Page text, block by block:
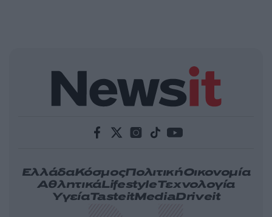
ΕλλάδαΚόσμοςΠολιτικήΟικονομία
ΑθλητικάLifestyleΤεχνολογία
ΥγείαTasteitMediaDriveit